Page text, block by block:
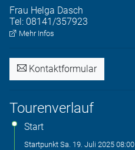
Frau Helga Dasch
Tel: 08141/357923
Mehr Infos
Kontaktformular
Tourenverlauf
Start
Startpunkt Sa. 19. Juli 2025 08:00